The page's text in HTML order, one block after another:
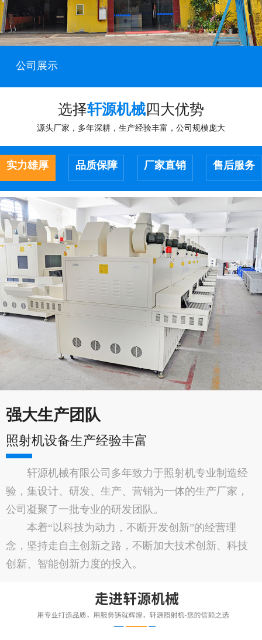
公司展示
选择轩源机械四大优势
源头厂家，多年深耕，生产经验丰富，公司规模庞大
实力雄厚 品质保障 厂家直销 售后服务
强大生产团队
照射机设备生产经验丰富
轩源机械有限公司多年致力于照射机专业制造经
验，集设计、研发、生产、营销为一体的生产厂家，
公司凝聚了一批专业的研发团队。
本着“以科技为动力，不断开发创新”的经营理
念，坚持走自主创新之路，不断加大技术创新、科技
创新、智能创新力度的投入。